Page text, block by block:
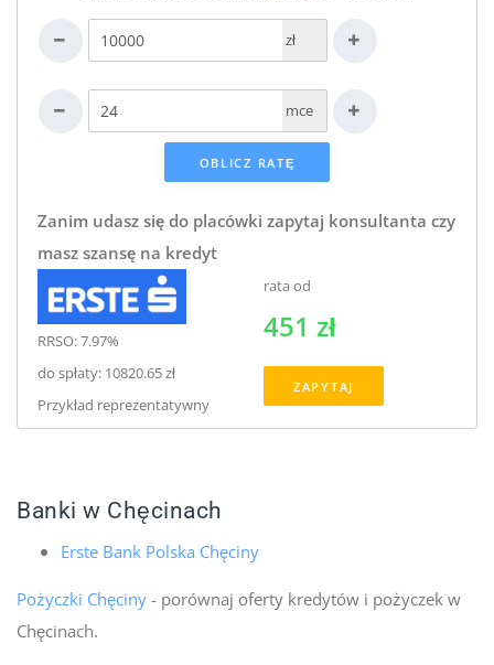
zł
mce
Zanim udasz się do placówki zapytaj konsultanta czy
masz szansę na kredyt
RRSO: 7.97%
do spłaty: 10820.65 zł
Przykład reprezentatywny
rata od
451 zł
ZAPYTAJ
Banki w Chęcinach
Erste Bank Polska Chęciny
Pożyczki Chęciny- porównaj oferty kredytów i pożyczek w
Chęcinach.